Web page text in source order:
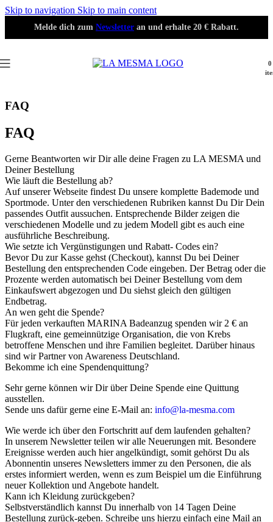
Skip to navigation Skip to main content
Melde dich zum Newsletter an und erhalte 20 € Rabatt.
0
FAQ
FAQ
Gerne Beantworten wir Dir alle deine Fragen zu LA MESMA und
Deiner Bestellung
Wie läuft die Bestellung ab?
Auf unserer Webseite findest Du unsere komplette Bademode und
Sportmode. Unter den verschiedenen Rubriken kannst Du Dir Dein
passendes Outfit aussuchen. Entsprechende Bilder zeigen die
verschiedenen Modelle und zu jedem Modell gibt es auch eine
ausführliche Beschreibung.
Wie setzte ich Vergünstigungen und Rabatt- Codes ein?
Bevor Du zur Kasse gehst (Checkout), kannst Du bei Deiner
Bestellung den entsprechenden Code eingeben. Der Betrag oder die
Prozente werden automatisch bei Deiner Bestellung vom dem
Einkaufswert abgezogen und Du siehst gleich den gültigen
Endbetrag.
An wen geht die Spende?
Für jeden verkauften MARINA Badeanzug spenden wir 2 € an
Flugkraft, eine gemeinnützige Organisation, die von Krebs
betroffene Menschen und ihre Familien begleitet. Darüber hinaus
sind wir Partner von Awareness Deutschland.
Bekomme ich eine Spendenquittung?
Sehr gerne können wir Dir über Deine Spende eine Quittung
ausstellen.
Sende uns dafür gerne eine E-Mail an: info@la-mesma.com
Wie werde ich über den Fortschritt auf dem laufenden gehalten?
In unserem Newsletter teilen wir alle Neuerungen mit. Besondere
Ereignisse werden auch hier angelkündigt, somit gehörst Du als
Abonnentin unseres Newsletters immer zu den Personen, die als
erstes informiert werden, wenn es zum Beispiel um die Einführung
neuer Kollektion und Angebote handelt.
Kann ich Kleidung zurückgeben?
Selbstverständlich kannst Du innerhalb von 14 Tagen Deine
Bestellung zurück-geben. Schreibe uns hierzu einfach eine Mail an